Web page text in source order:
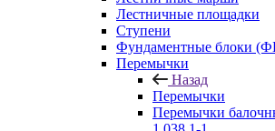
Лестничные площадки
Ступени
Фундаментные блоки
Перемычки
Назад
Перемычки
Перемычки